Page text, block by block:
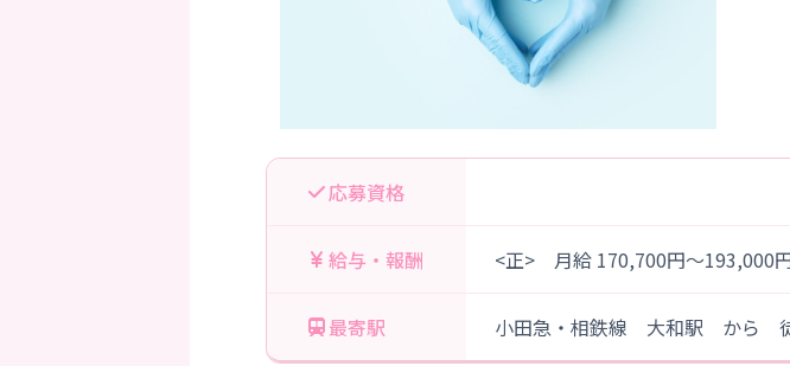
応募資格
給与・報酬 <正> 月給 170,700円～193,000
最寄駅 小田急・相鉄線 大和駅 から